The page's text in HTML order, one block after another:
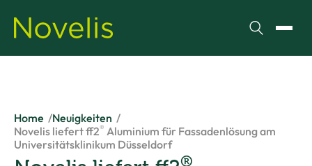
Suchen
Home
Neuigkeiten
Novelis liefert ff2® Aluminium für Fassadenlösung am
Universitätsklinikum Düsseldorf
®